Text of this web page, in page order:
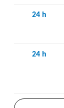
24 h
24 h